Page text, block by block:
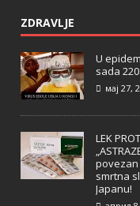
ZDRAVLJE
U
sada
мај 27,
LEK
povezan
smrtna
Japanu!